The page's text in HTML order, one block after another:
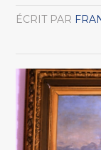
ÉCRIT PAR